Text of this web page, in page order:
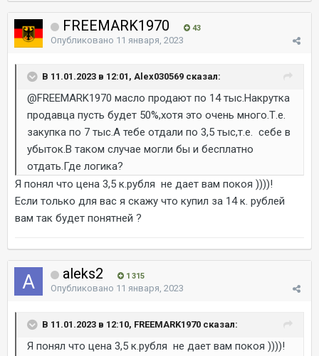
FREEMARK1970 43
Опубликовано 11 января, 2023
В 11.01.2023 в 12:01, Alex030569 сказал:
@FREEMARK1970 масло продают по 14 тыс.Накрутка
продавца пусть будет 50%,хотя это очень много.Т.е.
закупка по 7 тыс.А тебе отдали по 3,5 тыс,т.е. себе в
убыток.В таком случае могли бы и бесплатно
отдать.Где логика?
Я понял что цена 3,5 к.рубля не дает вам покоя ))))!
Если только для вас я скажу что купил за 14 к. рублей
вам так будет понятней ?
aleks2 1 315
Опубликовано 11 января, 2023
В 11.01.2023 в 12:10, FREEMARK1970 сказал:
Я понял что цена 3,5 к.рубля не дает вам покоя ))))!